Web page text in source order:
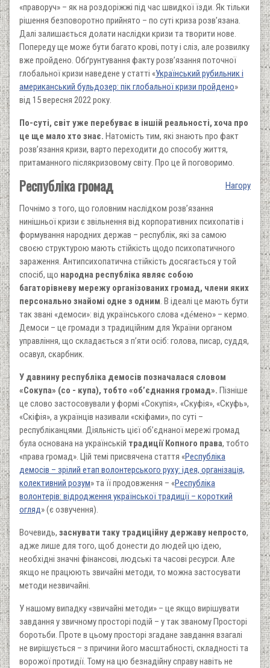
«праворуч» – як на роздоріжжі під час швидкої їзди. Як тільки
рішення безповоротно прийнято – по суті криза розв’язана.
Далі залишається долати наслідки кризи та творити нове.
Попереду ще може бути багато крові, поту і сліз, але розвилку
вже пройдено. Обґрунтування факту розв’язання поточної
глобальної кризи наведене у статті «Український рубильник і
американський бульдозер: пік глобальної кризи пройдено»
від 15 вересня 2022 року.
По-суті, світ уже перебуває в іншій реальності, хоча про
це ще мало хто знає. Натомість тим, які знають про факт
розв’язання кризи, варто переходити до способу життя,
притаманного післякризовому світу. Про це й поговоримо.
Нагору
Республіка громад
Почнімо з того, що головним наслідком розв’язання
нинішньої кризи є звільнення від корпоративних психопатів і
формування народних держав – республік, які за самою
своєю структурою мають стійкість щодо психопатичного
зараження. Антипсихопатична стійкість досягається у той
спосіб, що народна республіка являє собою
багаторівневу мережу організованих громад, члени яких
персонально знайомі одне з одним. В ідеалі це мають бути
так звані «демоси»: від українського слова «дéмено» – кермо.
Демоси – це громади з традиційним для України органом
управління, що складається з п’яти осіб: голова, писар, суддя,
осавул, скарбник.
У давнину республіка демосів позначалася словом
«Сокупа» (со - купа), тобто «об’єднання громад». Пізніше
це слово застосовували у формі «Сокупія», «Скуфія», «Скуфь»,
«Скіфія», а українців називали «скіфами», по суті –
республіканцями. Діяльність цієї об’єднаної мережі громад
була основана на українській традиції Копного права, тобто
«права громад». Цій темі присвячена стаття «Республіка
демосів – зрілий етап волонтерського руху: ідея, організація,
колективний розум» та її продовження – «Республіка
волонтерів: відродження української традиції – короткий
огляд» (є озвучення).
Вочевидь, заснувати таку традиційну державу непросто,
адже лише для того, щоб донести до людей цю ідею,
необхідні значні фінансові, людські та часові ресурси. Але
якщо не працюють звичайні методи, то можна застосувати
методи незвичайні.
У нашому випадку «звичайні методи» – це якщо вирішувати
завдання у звичному просторі подій – у так званому Просторі
боротьби. Проте в цьому просторі згадане завдання взагалі
не вирішується – з причини його масштабності, складності та
ворожої протидії. Тому на цю безнадійну справу навіть не